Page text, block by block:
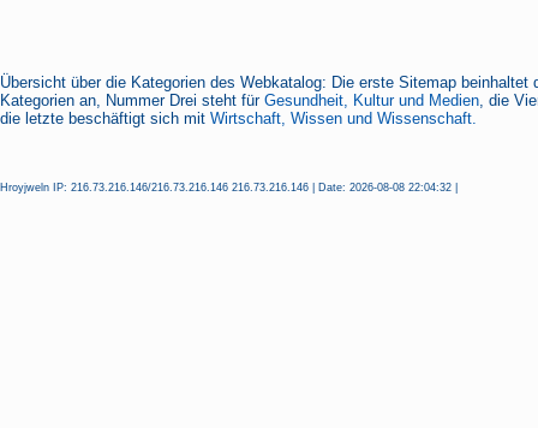
Übersicht über die Kategorien des Webkatalog: Die erste Sitemap beinhaltet
Kategorien an, Nummer Drei steht für Gesundheit, Kultur und Medien, die
die letzte beschäftigt sich mit Wirtschaft, Wissen und Wissenschaft.
Hroyjweln IP: 216.73.216.146/216.73.216.146 216.73.216.146 | Date: 2026-08-08 22:04:32 |